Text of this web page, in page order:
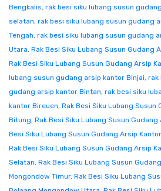
Bengkalis, rak besi siku lubang susun
selatan, rak besi siku lubang susun gudang
Tengah, rak besi siku lubang susun gudang
Utara, Rak Besi Siku Lubang Susun Gudang
Rak Besi Siku Lubang Susun Gudang Arsip
lubang susun gudang arsip kantor Binjai, rak
gudang arsip kantor Bintan, rak besi siku
kantor Bireuen, Rak Besi Siku Lubang Susun
Bitung, Rak Besi Siku Lubang Susun
Besi Siku Lubang Susun Gudang Arsip
Rak Besi Siku Lubang Susun Gudang Arsip
Selatan, Rak Besi Siku Lubang Susun
Mongondow Timur, Rak Besi Siku Lubang